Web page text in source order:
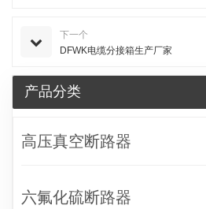
下一个
DFWK电缆分接箱生产厂家
产品分类
高压真空断路器
六氟化硫断路器